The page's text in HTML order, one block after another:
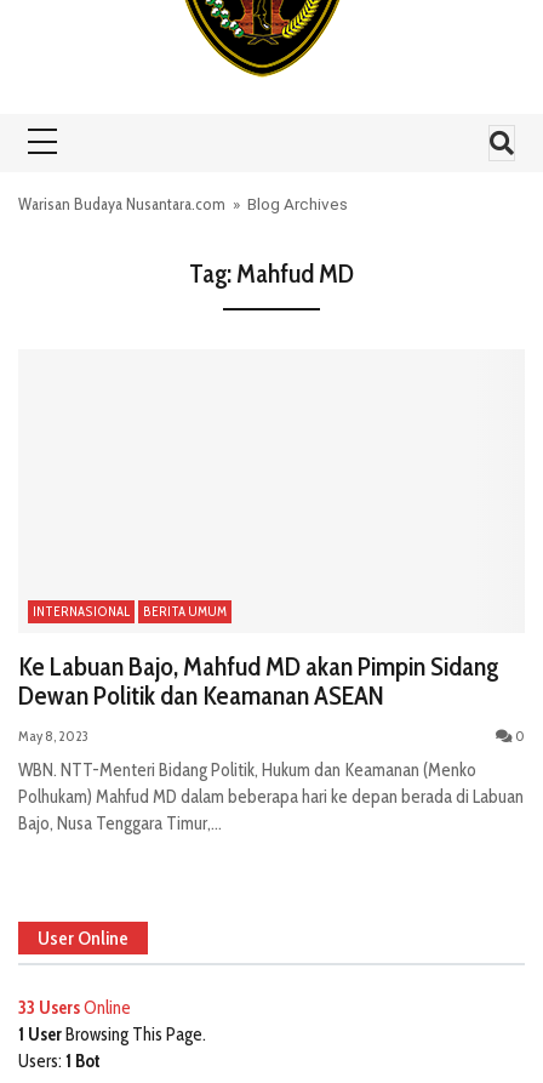
Warisan Budaya Nusantara.com » Blog Archives
Tag:Mahfud MD
INTERNASIONAL BERITA UMUM
Ke Labuan Bajo, Mahfud MD akan Pimpin Sidang
Dewan Politik dan Keamanan ASEAN
May 8, 2023 0
WBN. NTT-Menteri Bidang Politik, Hukum dan Keamanan (Menko
Polhukam) Mahfud MD dalam beberapa hari ke depan berada di Labuan
Bajo, Nusa Tenggara Timur,...
User Online
33 UsersOnline
1 UserBrowsing This Page.
Users: 1 Bot